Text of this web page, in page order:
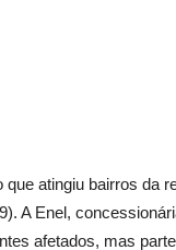
atingiu bairros da
A Enel,
afetados, mas